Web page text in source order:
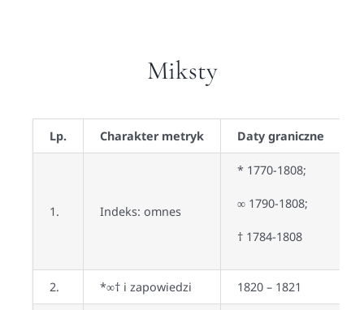
Miksty
Lp. Charakter metryk Daty graniczne
1. Indeks: omnes
* 1770-1808;
∞ 1790-1808;
† 1784-1808
2. *∞† i zapowiedzi 1820 – 1821